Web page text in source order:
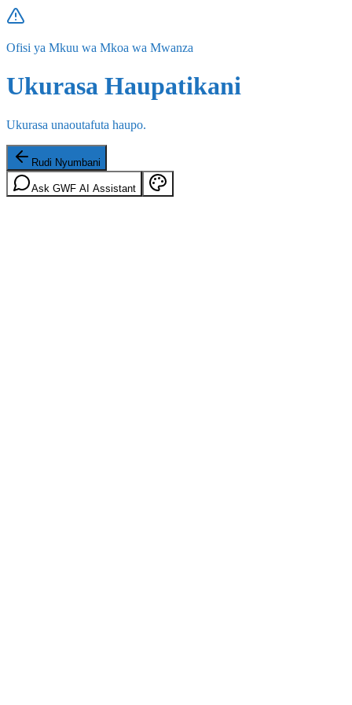
Ofisi ya Mkuu wa Mkoa wa Mwanza
Ukurasa Haupatikani
Ukurasa unaoutafuta haupo.
Rudi Nyumbani
Ask GWF AI Assistant